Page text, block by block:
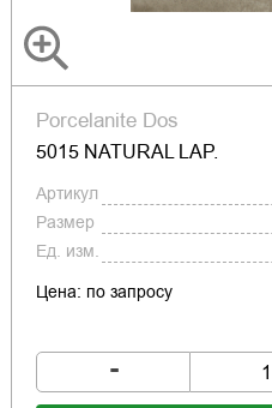
Porcelanite Dos
5015 NATURAL LAP.
Артикул
Размер
Ед. изм.
Цена: по запросу
-